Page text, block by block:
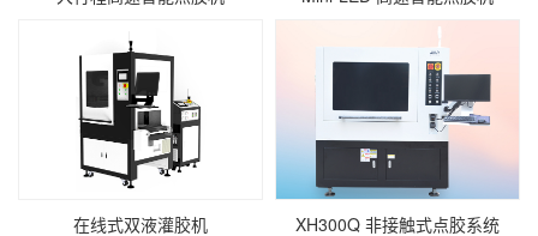
在线式双液灌胶机 XH300Q 非接触式点胶系统